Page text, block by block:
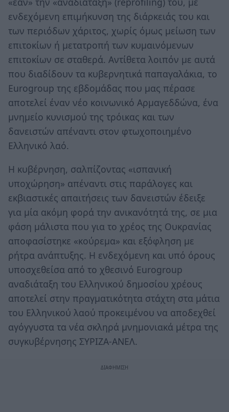
ενδεχόμενη επιμήκυνση της διάρκειάς του και
των περιόδων χάριτος, χωρίς όμως μείωση των
επιτοκίων ή μετατροπή των κυμαινόμενων
επιτοκίων σε σταθερά. Αντίθετα λοιπόν με αυτά
που διαδίδουν τα κυβερνητικά παπαγαλάκια, το
Eurogroup της εβδομάδας που μας πέρασε
αποτελεί έναν νέο κοινωνικό Αρμαγεδδώνα, ένα
μνημείο κυνισμού της τρόικας και των
δανειστών απέναντι στον φτωχοποιημένο
Ελληνικό λαό.
Η κυβέρνηση, σαλπίζοντας «ισπανική
υποχώρηση» απέναντι στις παράλογες και
εκβιαστικές απαιτήσεις των δανειστών έδειξε
για μία ακόμη φορά την ανικανότητά της, σε μια
φάση μάλιστα που για το χρέος της Ουκρανίας
αποφασίστηκε «κούρεμα» και εξόφληση με
ρήτρα ανάπτυξης. Η ενδεχόμενη και υπό όρους
υποσχεθείσα από το χθεσινό Eurogroup
αναδιάταξη του Ελληνικού δημοσίου χρέους
αποτελεί στην πραγματικότητα στάχτη στα μάτια
του Ελληνικού λαού προκειμένου να αποδεχθεί
αγόγγυστα τα νέα σκληρά μνημονιακά μέτρα της
συγκυβέρνησης ΣΥΡΙΖΑ-ΑΝΕΛ.